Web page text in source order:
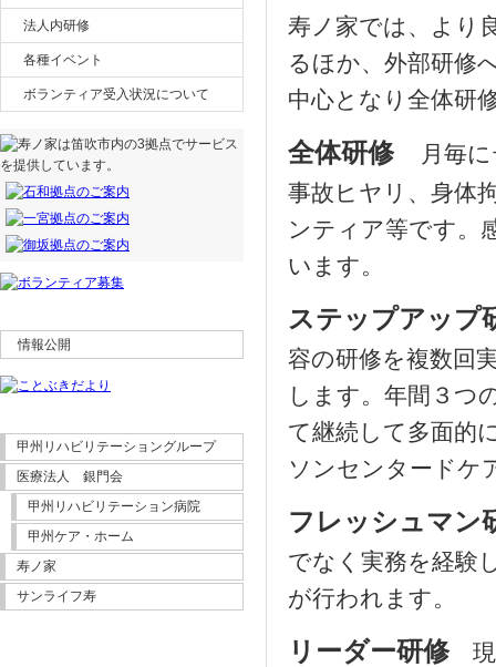
法人内研修
各種イベント
ボランティア受入状況について
情報公開
甲州リハビリテーショングループ
医療法人 銀門会
甲州リハビリテーション病院
甲州ケア・ホーム
寿ノ家
サンライフ寿
寿ノ家では、より
るほか、外部研修
中心となり全体研
全体研修
月毎
事故ヒヤリ、身体
ンティア等です。
います。
ステップアッ
容の研修を複数回
します。年間３つ
て継続して多面的
ソンセンタードケ
フレッシュマ
でなく実務を経験
が行われます。
リーダー研修現